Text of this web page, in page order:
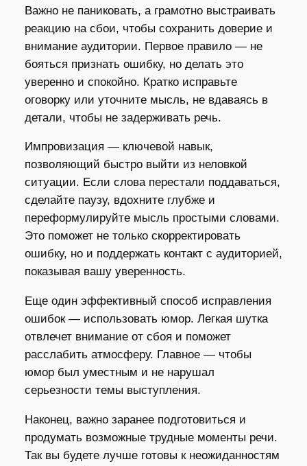
Важно не паниковать, а грамотно выстраивать
реакцию на сбои, чтобы сохранить доверие и
внимание аудитории. Первое правило — не
бояться признать ошибку, но делать это
уверенно и спокойно. Кратко исправьте
оговорку или уточните мысль, не вдаваясь в
детали, чтобы не задерживать речь.
Импровизация — ключевой навык,
позволяющий быстро выйти из неловкой
ситуации. Если слова перестали поддаваться,
сделайте паузу, вдохните глубже и
переформулируйте мысль простыми словами.
Это поможет не только скорректировать
ошибку, но и поддержать контакт с аудиторией,
показывая вашу уверенность.
Еще один эффективный способ исправления
ошибок — использовать юмор. Легкая шутка
отвлечет внимание от сбоя и поможет
расслабить атмосферу. Главное — чтобы
юмор был уместным и не нарушал
серьезности темы выступления.
Наконец, важно заранее подготовиться и
продумать возможные трудные моменты речи.
Так вы будете лучше готовы к неожиданностям